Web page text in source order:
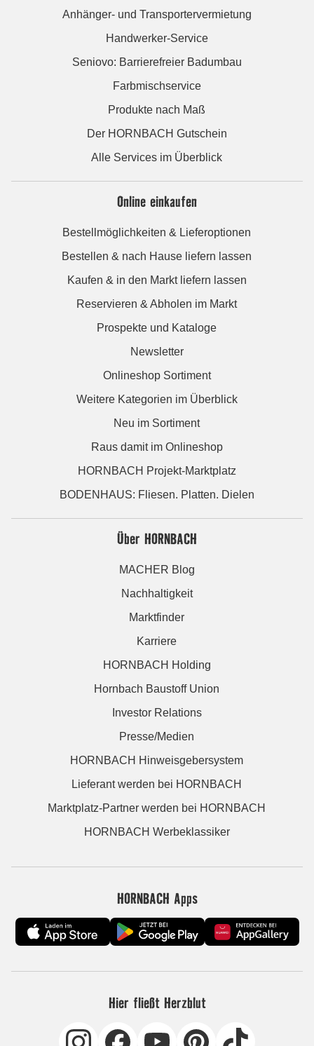
Anhänger- und Transportervermietung
Handwerker-Service
Seniovo: Barrierefreier Badumbau
Farbmischservice
Produkte nach Maß
Der HORNBACH Gutschein
Alle Services im Überblick
Online einkaufen
Bestellmöglichkeiten & Lieferoptionen
Bestellen & nach Hause liefern lassen
Kaufen & in den Markt liefern lassen
Reservieren & Abholen im Markt
Prospekte und Kataloge
Newsletter
Onlineshop Sortiment
Weitere Kategorien im Überblick
Neu im Sortiment
Raus damit im Onlineshop
HORNBACH Projekt-Marktplatz
BODENHAUS: Fliesen. Platten. Dielen
Über HORNBACH
MACHER Blog
Nachhaltigkeit
Marktfinder
Karriere
HORNBACH Holding
Hornbach Baustoff Union
Investor Relations
Presse/Medien
HORNBACH Hinweisgebersystem
Lieferant werden bei HORNBACH
Marktplatz-Partner werden bei HORNBACH
HORNBACH Werbeklassiker
HORNBACH Apps
Hier fließt Herzblut